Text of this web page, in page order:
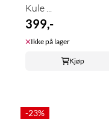
Kule ...
399,-
Ikke på lager
Kjøp
-23%